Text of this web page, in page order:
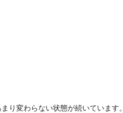
り変わらない状態が続いています。